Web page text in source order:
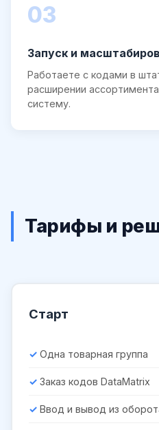
03
Запуск и
Работаете с кодами в
расширении
систему.
Тарифы и
Старт
Одна товарная группа
Заказ кодов DataMatrix
Ввод и вывод из